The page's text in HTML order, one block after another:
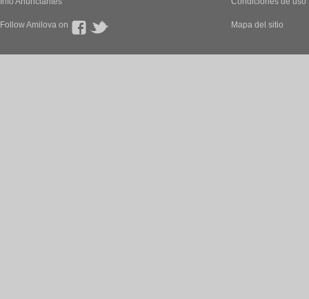
Follow Amilova on Mapa del sitio